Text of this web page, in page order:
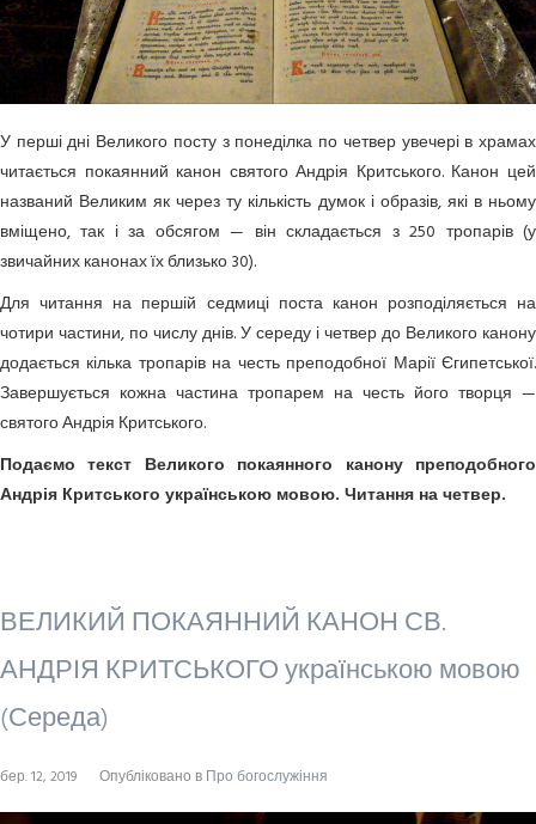
У перші дні Великого посту з понеділка по четвер увечері в храмах
читається покаянний канон святого Андрія Критського. Канон цей
названий Великим як через ту кількість думок і образів, які в ньому
вміщено, так і за обсягом — він складається з 250 тропарів (у
звичайних канонах їх близько 30).
Для читання на першій седмиці поста канон розподіляється на
чотири частини, по числу днів. У середу і четвер до Великого канону
додається кілька тропарів на честь преподобної Марії Єгипетської.
Завершується кожна частина тропарем на честь його творця —
святого Андрія Критського.
Подаємо текст Великого покаянного канону преподобного
Андрія Критського українською мовою. Читання на четвер.
ВЕЛИКИЙ ПОКАЯННИЙ КАНОН СВ.
АНДРІЯ КРИТСЬКОГО українською мовою
(Середа)
бер. 12, 2019 Опубліковано в Про богослужіння